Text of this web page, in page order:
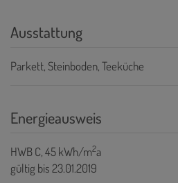
Ausstattung
Parkett Steinboden Teeküche
Energieausweis
HWBC, 45 kWh/m2a
gültig bis23.01.2019